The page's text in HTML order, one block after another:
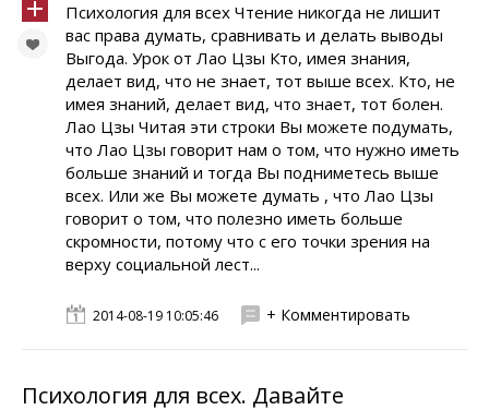
Психология для всех Чтение никогда не лишит
вас права думать, сравнивать и делать выводы
Выгода. Урок от Лао Цзы Кто, имея знания,
делает вид, что не знает, тот выше всех. Кто, не
имея знаний, делает вид, что знает, тот болен.
Лао Цзы Читая эти строки Вы можете подумать,
что Лао Цзы говорит нам о том, что нужно иметь
больше знаний и тогда Вы подниметесь выше
всех. Или же Вы можете думать , что Лао Цзы
говорит о том, что полезно иметь больше
скромности, потому что с его точки зрения на
верху социальной лест...
2014-08-19 10:05:46 + Комментировать
Психология для всех. Давайте